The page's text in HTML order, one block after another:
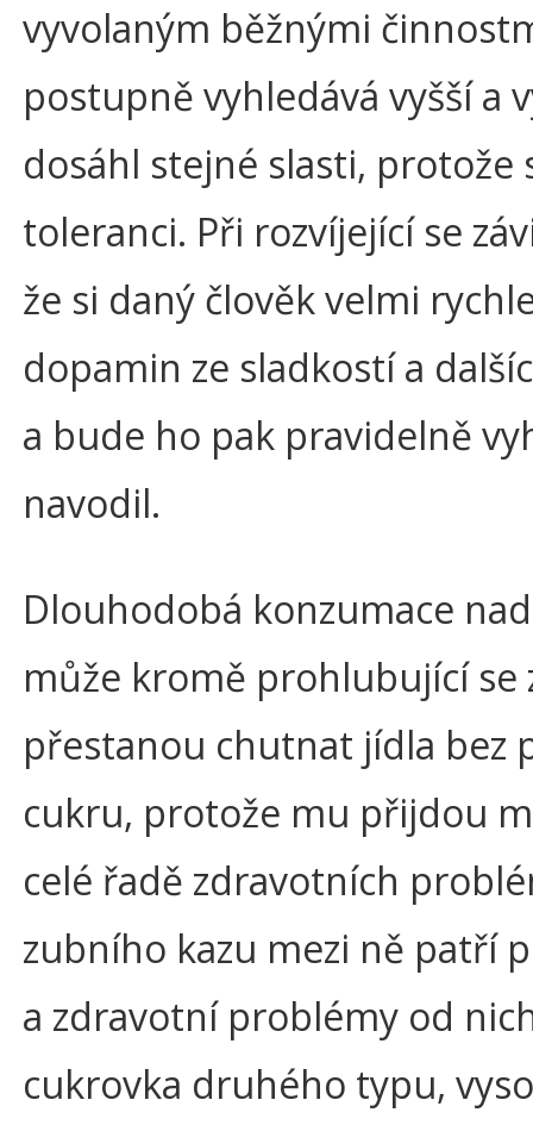
vyvolaným běžnými
postupně vyhledává vyšší a
dosáhl stejné slasti,
toleranci. Při rozvíjející se
že si daný člověk velmi
dopamin ze sladkostí a
a bude ho pak pravidelně
navodil.
Dlouhodobá konzumace
může kromě prohlubující se
přestanou chutnat jídla bez
cukru, protože mu přijdou
celé řadě zdravotních
zubního kazu mezi ně patří
a zdravotní problémy od
cukrovka druhého typu,